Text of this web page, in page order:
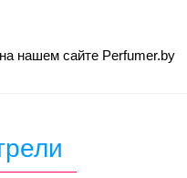
нашем сайте Perfumer.by